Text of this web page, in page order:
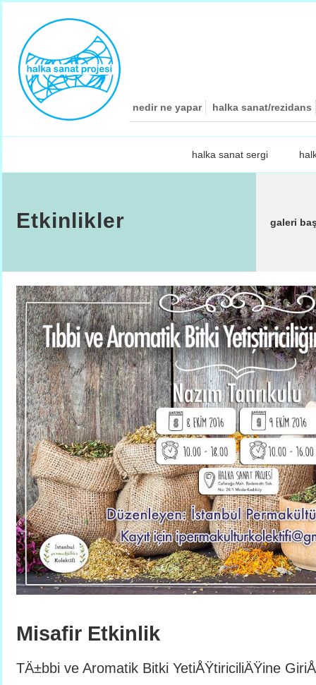
nedir ne yapar halka sanat/rezidans
halka sanat sergi
Etkinlikler galeri
Misafir Etkinlik
TÄ±bbi ve Aromatik Bitki YetiÅŸtiriciliÄŸine